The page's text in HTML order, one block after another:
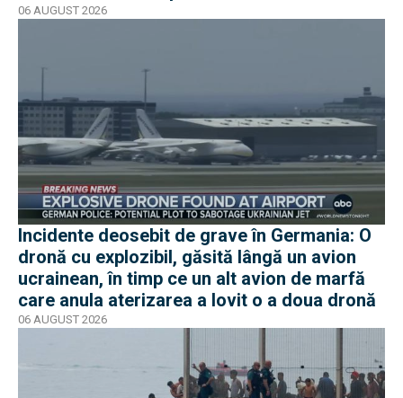
moment în pericol
06 AUGUST 2026
Incidente deosebit de grave în Germania: O
dronă cu explozibil, găsită lângă un avion
ucrainean, în timp ce un alt avion de marfă
care anula aterizarea a lovit o a doua dronă
06 AUGUST 2026